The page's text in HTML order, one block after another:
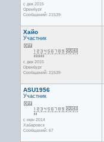
с дек 2015
Оренбург
Сообщений: 21539
Хайо
Участник
с дек 2015
Оренбург
Сообщений: 21539
ASU1956
Участник
с июн 2014
Хабаровск
Сообщений: 67